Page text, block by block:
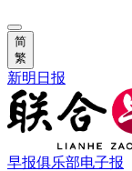
简
繁
新明日报
早报俱乐部电子报